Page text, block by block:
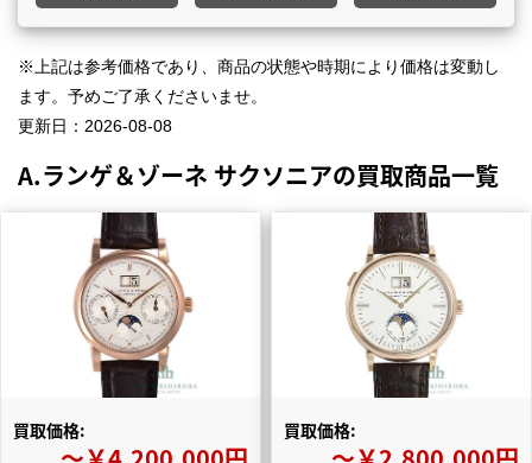
※上記は参考価格であり、商品の状態や時期により価格は変動し
ます。予めご了承くださいませ。
更新日： 2026-08-08
A.ランゲ＆ゾーネ サクソニアの買取商品一覧
買取価格: 買取価格: